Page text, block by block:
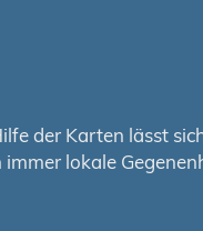
der Karten lässt
lokale